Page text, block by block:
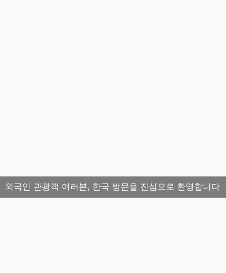
외국인 관광객 여러분, 한국 방문을 진심으로 환영합니다